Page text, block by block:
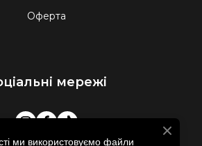
Оферта
мережі
ми використовуємо файли